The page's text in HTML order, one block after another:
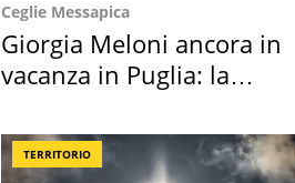
Ceglie Messapica
Giorgia Meloni ancora in
vacanza in Puglia: la
TERRITORIO